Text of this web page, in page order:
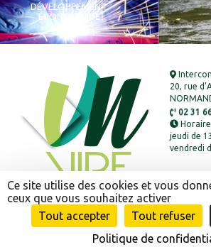
DÉVELOPPEMENT
ÉCONOMIQUE
20, rue
02 31
jeudi de
vendredi
- Politique de
© Conception :Mediapilote
Ce site utilise des cookies et vous
ceux que vous souhaitez activer
Tout accepter
Tout refuser
Politique de